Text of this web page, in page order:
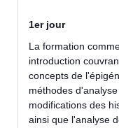
1er jour
La formation
introduction
concepts de
méthodes
modifications des
ainsi que l'analyse